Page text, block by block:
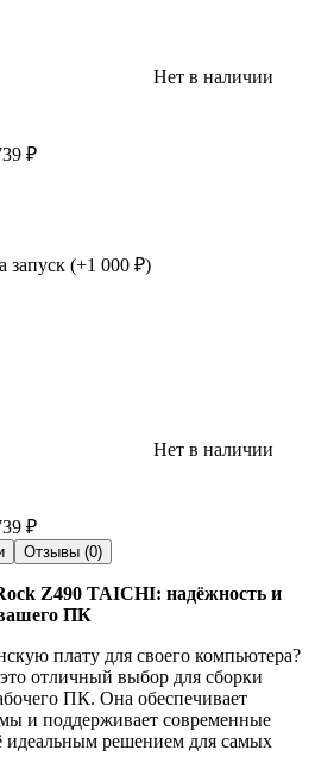
Нет в наличии
₽
запуск (+1 000 ₽)
Нет в наличии
₽
Отзывы (0)
Z490 TAICHI: надёжность и
ПК
плату для своего компьютера?
отличный выбор для сборки
ПК. Она обеспечивает
и поддерживает современные
идеальным решением для самых